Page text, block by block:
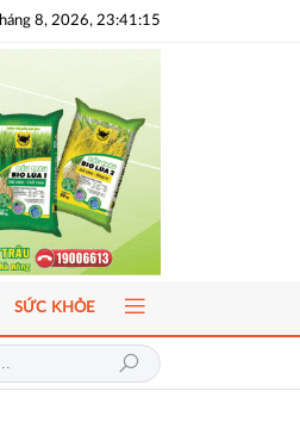
8, 2026, 23:41:17
phát triển Y học bào thai và Di truyền
SỨC KHỎE